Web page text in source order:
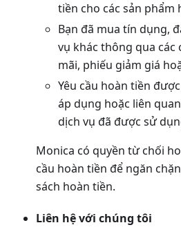
tiền cho các sản
Bạn đã mua tín dụng,
vụ khác thông qua các
mãi, phiếu giảm giá
Yêu cầu hoàn tiền
áp dụng hoặc liên
dịch vụ đã được sử
Monica có quyền từ chối
cầu hoàn tiền để ngăn
sách hoàn tiền.
Liên hệ với chúng tôi